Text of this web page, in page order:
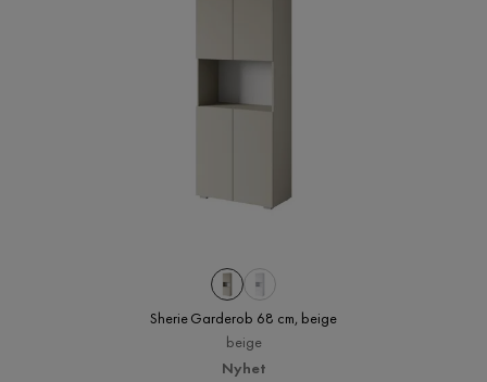
Sherie Garderob 68 cm, beige
beige
Nyhet